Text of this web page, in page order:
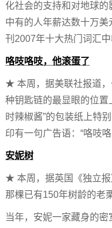
化社会的支持和对地球的
中有的人年薪达数十万
刊2007年十大热门词汇中
咯吱咯吱，他滚蛋了
★ 本周，据美联社报道，
种钥匙链的最显眼的位置
时辣椒酱”的包装纸上特
印有一句广告语：“咯吱
安妮树
★ 本周，据英国《独立
那棵已有150年树龄的老
当年，安妮一家藏身的